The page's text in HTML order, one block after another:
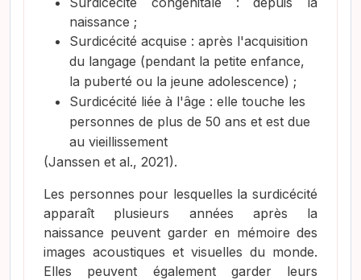
naissance ;
Surdicécité acquise : après l'acquisition
du langage (pendant la petite enfance,
la puberté ou la jeune adolescence) ;
Surdicécité liée à l'âge : elle touche les
personnes de plus de 50 ans et est due
au vieillissement
(Janssen et al., 2021).
Les personnes pour lesquelles la surdicécité
apparaît plusieurs années après la
naissance peuvent garder en mémoire des
images acoustiques et visuelles du monde.
Elles peuvent également garder leurs